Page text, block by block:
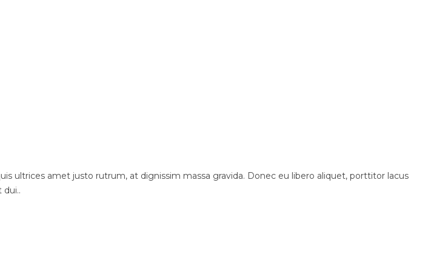
ultrices amet justo rutrum, at dignissim massa gravida. Donec eu libero aliquet, porttitor lacus